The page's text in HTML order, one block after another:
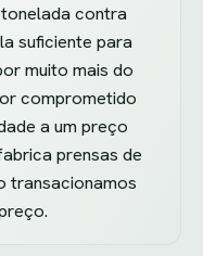
contra
suficiente para
muito mais do
comprometido
a um preço
prensas de
transacionamos